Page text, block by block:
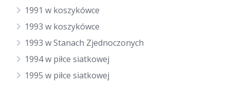
1991 w koszykówce
1993 w koszykówce
1993 w Stanach Zjednoczonych
1994 w piłce siatkowej
1995 w piłce siatkowej